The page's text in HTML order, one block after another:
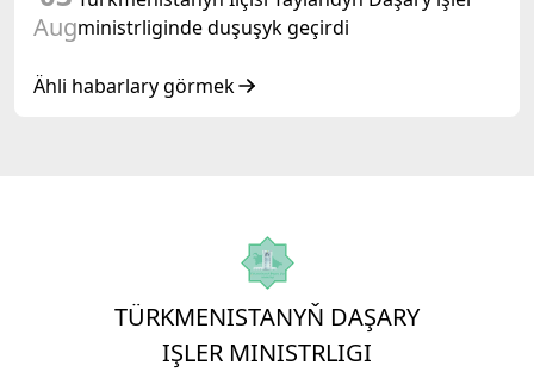
Augministrliginde duşuşyk geçirdi
Ähli habarlary görmek
TÜRKMENISTANYŇ DAŞARY
IŞLER MINISTRLIGI